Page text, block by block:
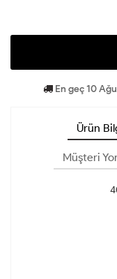
En geç 10
Ürün
Müşteri